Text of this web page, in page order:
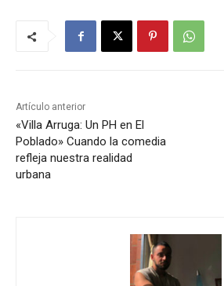
Artículo anterior
«Villa Arruga: Un PH en El
Poblado» Cuando la comedia
refleja nuestra realidad
urbana